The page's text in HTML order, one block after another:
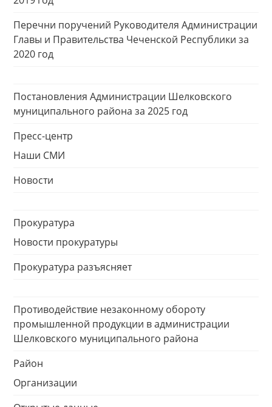
Перечни поручений Руководителя Администрации
Главы и Правительства Чеченской Республики за
2020 год
Постановления Администрации Шелковского
муниципального района за 2025 год
Пресс-центр
Наши СМИ
Новости
Прокуратура
Новости прокуратуры
Прокуратура разъясняет
Противодействие незаконному обороту
промышленной продукции в администрации
Шелковского муниципального района
Район
Организации